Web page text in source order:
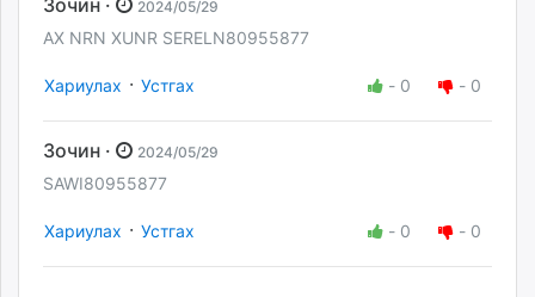
2024/05/29
AX NRN XUNR SERELN80955877
Хариулах · Устгах - 0 - 0
Зочин · 2024/05/29
SAWI80955877
Хариулах · Устгах - 0 - 0